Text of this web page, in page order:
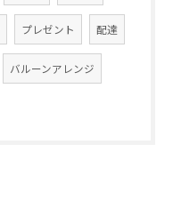
プレゼント 配達
バルーンアレンジ